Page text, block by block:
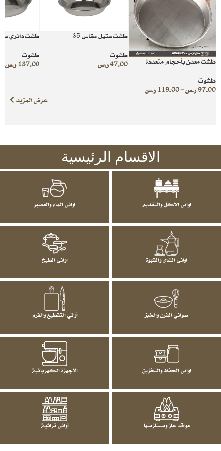
طشت معدن بأحجام متعددة
طشوت
97.00ر.س–
119.00 ر.س
طشت ستيل مقاس 35
طشوت
47.00ر.س
طشت دائري
طشوت
137.00 ر.س
عرض المزيد
الاقسام الرئيسية
اواني الاكل والتقديم اواني الماء والعصير
اواني الشاي والقهوة اواني الطبخ
صواني الفرن والخبز أواني التقطيع والفرم
اواني الحفظ والتخزين الاجهزة الكهربائية
مواقد غاز ومستلزمتها أواني تراثية